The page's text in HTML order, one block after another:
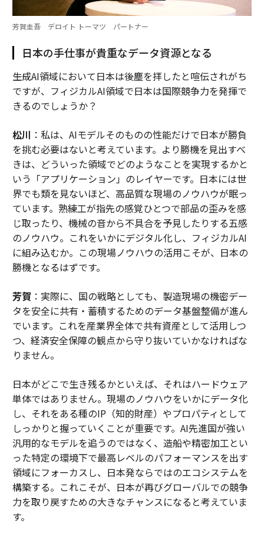
芳賀圭吾 デロイト トーマツ パートナー
日本の手仕事が貴重なデータ資源となる
――生成AI領域において日本は後塵を拝したと喧伝されがち
ですが、フィジカルAI領域で日本は国際競争力を発揮で
きるのでしょうか？
松川 ：私は、AIモデルそのものの性能だけで日本が勝負
を挑む必要はないと考えています。より勝機を見出すべ
きは、どういった領域でどのようなことを実現するかと
いう「アプリケーション」のレイヤーです。日本には世
界でも類を見ないほど、高品質な現場のノウハウが眠っ
ています。熟練工が指先の感覚ひとつで部品の歪みを感
じ取ったり、機械の音から不具合を予見したりする五感
のノウハウ。これをいかにデジタル化し、フィジカルAI
に組み込むか。この現場ノウハウの活用こそが、日本の
勝機となるはずです。
芳賀 ：実際に、国の戦略としても、製造現場の機密デー
タを安全に共有・蓄積するためのデータ基盤整備が進ん
でいます。これを産業界全体で共有資産として活用しつ
つ、経済安全保障の観点から守り抜いていかなければな
りません。
日本がどこで生き残るかといえば、それはハードウェア
単体ではありません。現場のノウハウをいかにデータ化
し、それをある種のIP（知的財産）やプロパティとして
しっかりと握っていくことが重要です。AI先進国が強い
汎用的なモデルを追うのではなく、造船や精密加工とい
った特定の環境下で最高レベルのパフォーマンスを出す
領域にフォーカスし、日本発ならではのエコシステムを
構築する。これこそが、日本が再びグローバルでの競争
力を取り戻すための大きなチャンスになると考えていま
す。